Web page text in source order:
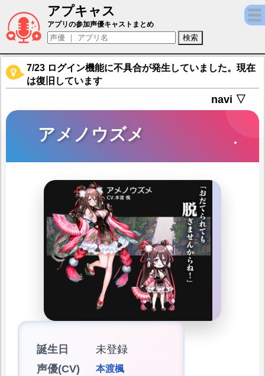
アプキャス
アメノウズメ（声優：本渡楓)【女神降ろし
アプリの参加声優キャストまとめ
7/23 ログイン機能に不具合が発生していました。現在
は復旧しています
navi ▽
アメノウズメ
誕生日
未登録
声優(CV)
本渡楓